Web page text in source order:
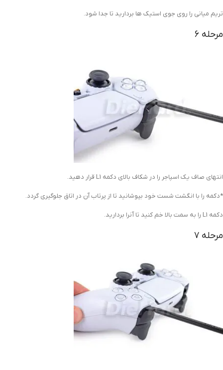
تریم میانی را روی جوی استیک ها بردارید تا جدا شود.
مرحله 6
انتهای صاف یک اسپاجر را در شکاف بالای دکمه L1 قرار دهید.
*دکمه را با انگشت شست خود بپوشانید تا از پرتاب آن در اتاق جلوگیری گردد.
دکمه L1 را به سمت بالا خم کنید تا آنرا بردارید.
مرحله 7